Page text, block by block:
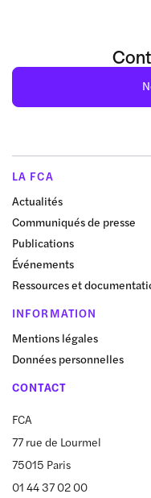
LA FCA
Actualités
Communiqués de presse
Publications
Événements
Ressources et
INFORMATION
Mentions légales
Données personnelles
CONTACT
FCA
77 rue de Lourmel
75015 Paris
01 44 37 02 00